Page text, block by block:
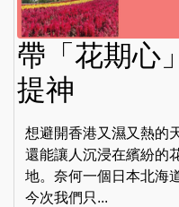
帶「花期心
提神
想避開香港又濕又熱的
還能讓人沉浸在繽紛的
地。奈何一個日本北海
今次我們只...